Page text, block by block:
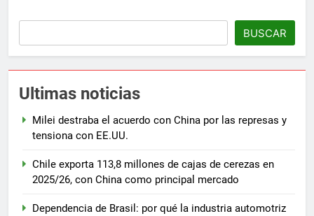
BUSCAR
Ultimas noticias
Milei destraba el acuerdo con China por las represas y
tensiona con EE.UU.
Chile exporta 113,8 millones de cajas de cerezas en
2025/26, con China como principal mercado
Dependencia de Brasil: por qué la industria automotriz